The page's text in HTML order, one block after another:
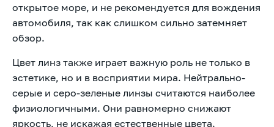
открытое море, и не рекомендуется для вождения
автомобиля, так как слишком сильно затемняет
обзор.
Цвет линз также играет важную роль не только в
эстетике, но и в восприятии мира. Нейтрально-
серые и серо-зеленые линзы считаются наиболее
физиологичными. Они равномерно снижают
яркость, не искажая естественные цвета.